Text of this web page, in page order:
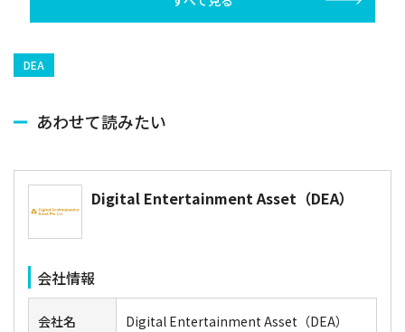
DEA
あわせて読みたい
Digital Entertainment Asset（DEA）
会社情報
会社名 Digital Entertainment Asset（DEA）